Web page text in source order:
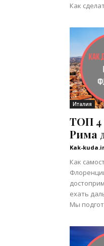
Как
Италия
ТОП 4
Рима
Kak-
Как
ехать
Мы